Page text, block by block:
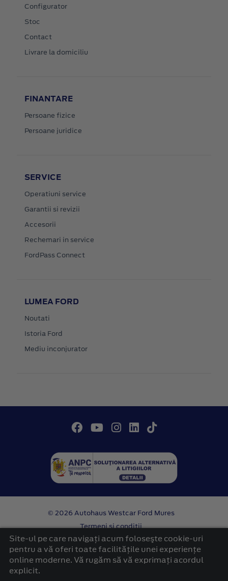
Configurator
Stoc
Contact
Livrare la domiciliu
FINANTARE
Persoane fizice
Persoane juridice
SERVICE
Operatiuni service
Garantii si revizii
Accesorii
Rechemari in service
FordPass Connect
LUMEA FORD
Noutati
Istoria Ford
Mediu inconjurator
© 2026 Autohaus Westcar Ford Mures
Termeni si conditii
Confidentialitate
Politica cookies
platformă dezvoltată de Workleto
Site-ul pe care navigați acum foloseşte cookie-uri
pentru a vă oferi toate facilitățile unei experiențe
online moderne. Vă rugăm să vă exprimați acordul
explicit.